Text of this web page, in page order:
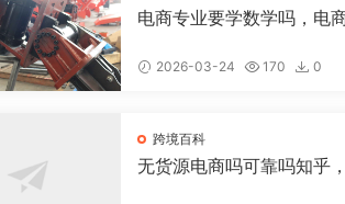
电商专业要学数学吗，电
2026-03-24 170 0
跨境百科
无货源电商吗可靠吗知乎